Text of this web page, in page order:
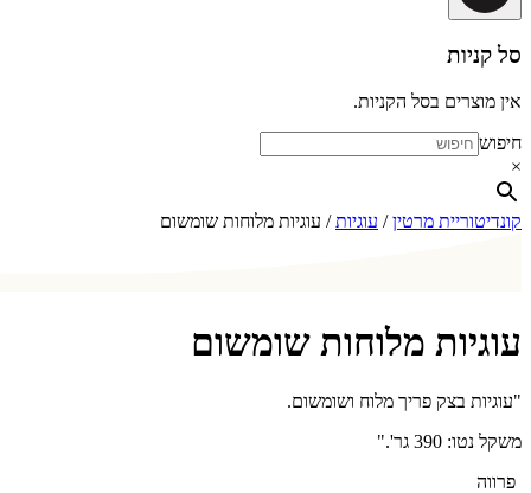
סל קניות
אין מוצרים בסל הקניות.
חיפוש
×
קונדיטוריית מרטין/ עוגיות/ עוגיות מלוחות שומשום
עוגיות מלוחות שומשום
"עוגיות בצק פריך מלוח ושומשום.
משקל נטו: 390 גר'."
פרווה